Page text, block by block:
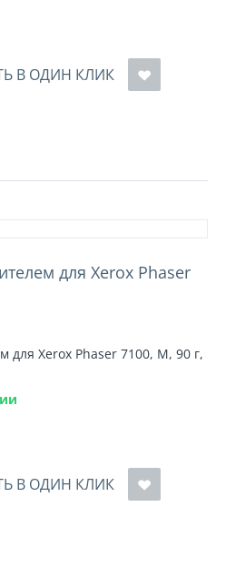
В ОДИН КЛИК
для Xerox Phaser
для Xerox Phaser 7100, M, 90 г,
В ОДИН КЛИК